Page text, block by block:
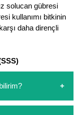
solucan gübresi
kullanımı bitkinin
daha dirençli